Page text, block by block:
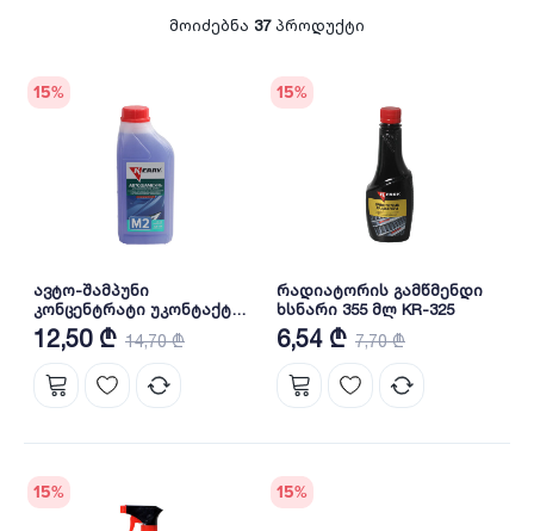
მოიძებნა 37პროდუქტი
15%
ავტო-შამპუნი
კონცენტრატი უკონტაქტო
რეცხვისთვის M2 ზაფხული/
შემოდგომა 1000 მლ KR-307
12,50 ₾ 14,70 ₾
15%
რადიატორის გამწმენდი
ხსნარი 355 მლ KR-325
6,54 ₾ 7,70 ₾
15% 15%